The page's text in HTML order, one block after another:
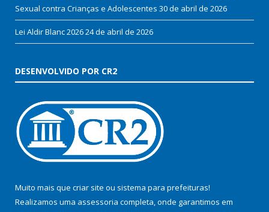
Sexual contra Crianças e Adolescentes 30 de abril de 2026
Lei Aldir Blanc 202624 de abril de 2026
DESENVOLVIDO POR CR2
Muito mais que criar site ou sistema para prefeituras!
Realizamos uma assessoria completa, onde garantimos em